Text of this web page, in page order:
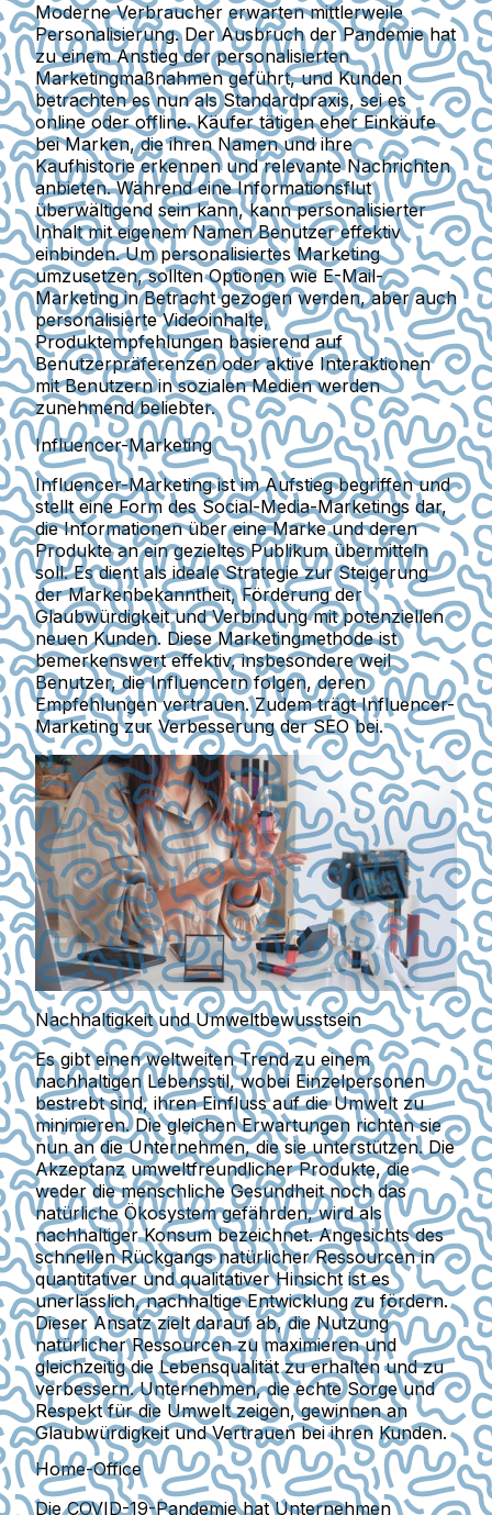
Moderne Verbraucher erwarten mittlerweile
Personalisierung. Der Ausbruch der Pandemie hat
zu einem Anstieg der personalisierten
Marketingmaßnahmen geführt, und Kunden
betrachten es nun als Standardpraxis, sei es
online oder offline. Käufer tätigen eher Einkäufe
bei Marken, die ihren Namen und ihre
Kaufhistorie erkennen und relevante Nachrichten
anbieten. Während eine Informationsflut
überwältigend sein kann, kann personalisierter
Inhalt mit eigenem Namen Benutzer effektiv
einbinden. Um personalisiertes Marketing
umzusetzen, sollten Optionen wie E-Mail-
Marketingin Betracht gezogen werden, aber auch
personalisierte Videoinhalte,
Produktempfehlungen basierend auf
Benutzerpräferenzen oder aktive Interaktionen
mit Benutzern in sozialen Medien werden
zunehmend beliebter.
Influencer-Marketing
Influencer-Marketing ist im Aufstieg begriffen und
stellt eine Form des Social-Media-Marketings dar,
die Informationen über eine Marke und deren
Produkte an ein gezieltes Publikum übermitteln
soll. Es dient als ideale Strategie zurSteigerung
der Markenbekanntheit, Förderung der
Glaubwürdigkeit und Verbindung mit potenziellen
neuen Kunden. Diese Marketingmethode ist
bemerkenswert effektiv, insbesondere weil
Benutzer, die Influencern folgen, deren
Empfehlungen vertrauen. Zudem trägt Influencer-
Marketing zur Verbesserung der SEO bei.
Nachhaltigkeit und Umweltbewusstsein
Es gibt einen weltweiten Trend zu einem
nachhaltigen Lebensstil, wobei Einzelpersonen
bestrebt sind, ihren Einfluss auf die Umwelt zu
minimieren. Die gleichen Erwartungen richten sie
nun an die Unternehmen, die sie unterstützen. Die
Akzeptanz umweltfreundlicher Produkte, die
weder die menschliche Gesundheit noch das
natürliche Ökosystem gefährden, wird als
nachhaltiger Konsum bezeichnet. Angesichts des
schnellen Rückgangs natürlicher Ressourcen in
quantitativer und qualitativer Hinsicht ist es
unerlässlich, nachhaltige Entwicklung zu fördern.
Dieser Ansatz zielt darauf ab, die Nutzung
natürlicher Ressourcen zu maximieren und
gleichzeitig die Lebensqualität zu erhalten und zu
verbessern. Unternehmen, die echte Sorge und
Respekt für die Umwelt zeigen, gewinnen an
Glaubwürdigkeit und Vertrauen bei ihren Kunden.
Home-Office
Die COVID-19-Pandemie hat Unternehmen